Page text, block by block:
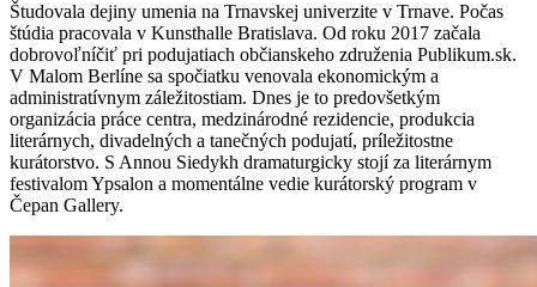
Študovala dejiny umenia na Trnavskej univerzite v Trnave. Počas
štúdia pracovala v Kunsthalle Bratislava. Od roku 2017 začala
dobrovoľníčiť pri podujatiach občianskeho združenia Publikum.sk.
V Malom Berlíne sa spočiatku venovala ekonomickým a
administratívnym záležitostiam. Dnes je to predovšetkým
organizácia práce centra, medzinárodné rezidencie, produkcia
literárnych, divadelných a tanečných podujatí, príležitostne
kurátorstvo. S Annou Siedykh dramaturgicky stojí za literárnym
festivalom Ypsalon a momentálne vedie kurátorský program v
Čepan Gallery.